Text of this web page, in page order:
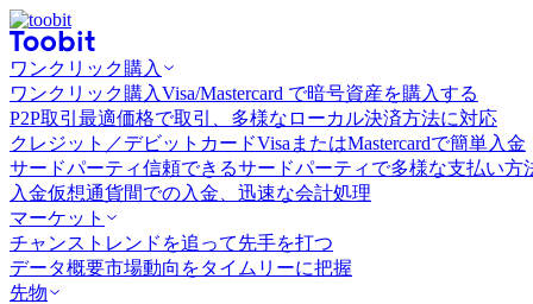
ワンクリック購入
ワンクリック購入Visa/Mastercard で暗号資産を購入する
P2P取引 最適価格で取引、多様なローカル決済方法に対応
クレジット／デビットカードVisaまたはMastercardで簡単入金
サードパーティ信頼できるサードパーティで多様な支払い方
入金仮想通貨間での入金、迅速な会計処理
マーケット
チャンス トレンドを追って先手を打つ
データ概要市場動向をタイムリーに把握
先物